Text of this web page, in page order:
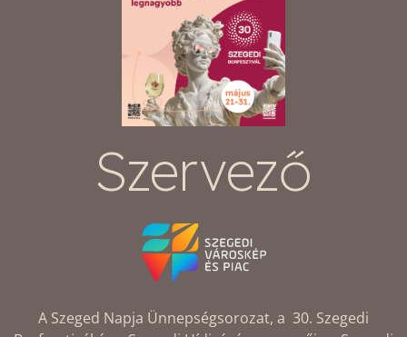
Szervező
A Szeged Napja Ünnepségsorozat, a 30. Szegedi